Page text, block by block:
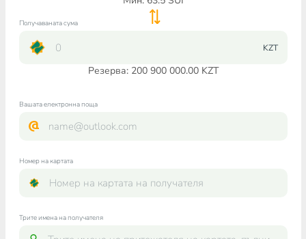
Получаваната сума
KZT
Резерва: 200 900 000.00 KZT
Вашата електронна поща
Номер на картата
Трите имена на получателя